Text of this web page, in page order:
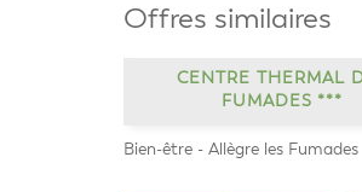
Offres similaires
CENTRE THERMAL
FUMADES ***
Bien-être - Allègre les Fumades